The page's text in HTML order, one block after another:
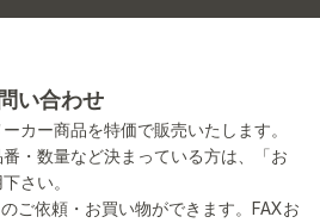
い合わせ
カー商品を特価で販売いたします。
・数量など決まっている方は、「お
さい。
ご依頼・お買い物ができます。FAXお